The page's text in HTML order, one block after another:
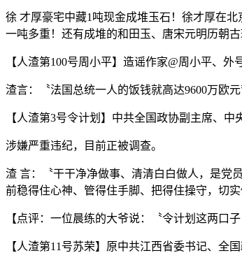
徐 才厚豪宅中藏1吨现金成堆玉石！徐才厚在
一吨多重！还有成堆的和田玉、唐宋元明历朝
【人渣第100号周小平】造谣作家@周小平、外
渣言：〝法国总统一人的饭钱就高达9600万欧
【人渣第3号令计划】中共全国政协副主席、中
涉嫌严重违纪，目前正被调查。
渣 言：〝干干净净做事、清清白白做人，是党
前稳得住心神、管得住手脚、把得住操守，切
【点评：一位晨练的大爷说：〝令计划这两口
【人渣第11号苏荣】原中共江西省委书记、全